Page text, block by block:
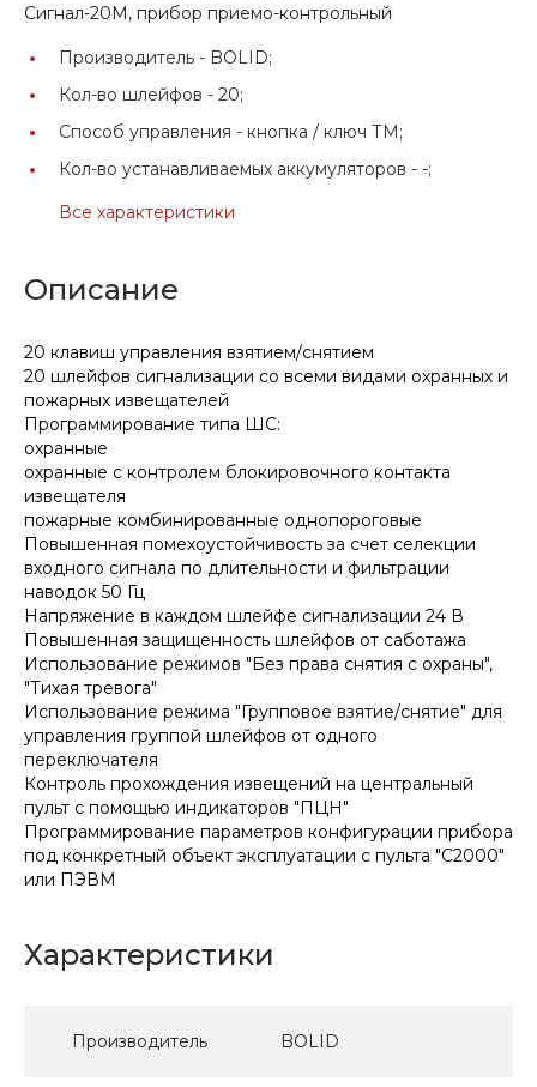
Сигнал-20М, прибор приемо-контрольный
Производитель - BOLID;
Кол-во шлейфов - 20;
Способ управления - кнопка / ключ ТМ;
Кол-во устанавливаемых аккумуляторов - -;
Все характеристики
Описание
20 клавиш управления взятием/снятием
20 шлейфов сигнализации со всеми видами охранных и
пожарных извещателей
Программирование типа ШС:
охранные
охранные с контролем блокировочного контакта
извещателя
пожарные комбинированные однопороговые
Повышенная помехоустойчивость за счет селекции
входного сигнала по длительности и фильтрации
наводок 50 Гц
Напряжение в каждом шлейфе сигнализации 24 В
Повышенная защищенность шлейфов от саботажа
Использование режимов "Без права снятия с охраны",
"Тихая тревога"
Использование режима "Групповое взятие/снятие" для
управления группой шлейфов от одного
переключателя
Контроль прохождения извещений на центральный
пульт с помощью индикаторов "ПЦН"
Программирование параметров конфигурации прибора
под конкретный объект эксплуатации с пульта "С2000"
или ПЭВМ
Характеристики
Производитель BOLID